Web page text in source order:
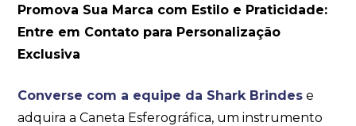
Promova Sua Marca com Estilo e Praticidade:
Entre em Contato para Personalização
Exclusiva
Converse com a equipe da Shark Brindes e
adquira a Caneta Esferográfica, um instrumento